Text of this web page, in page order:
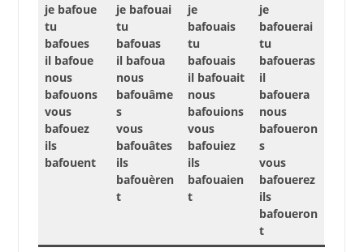
je bafoue
tu
bafoues
il bafoue
nous
bafouons
vous
bafouez
ils
bafouent
je bafouai
tu
bafouas
il bafoua
nous
bafouâme
s
vous
bafouâtes
ils
bafouèren
t
je
bafouais
tu
bafouais
il bafouait
nous
bafouions
vous
bafouiez
ils
bafouaien
t
je
bafouerai
tu
bafoueras
il
bafouera
nous
bafoueron
s
vous
bafouerez
ils
bafoueron
t